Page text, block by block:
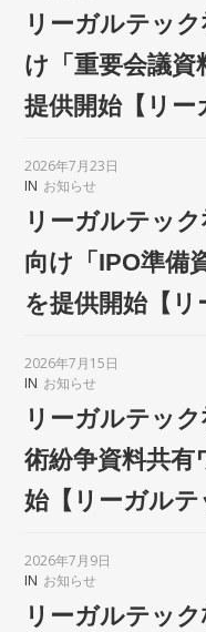
リーガルテッ
け「重要会議
提供開始【リー
2026年7月23日
IN お知らせ
リーガルテッ
向け「IPO準備
を提供開始【リ
2026年7月15日
IN お知らせ
リーガルテッ
術紛争資料共有
始【リーガルテ
2026年7月9日
IN お知らせ
リーガルテッ